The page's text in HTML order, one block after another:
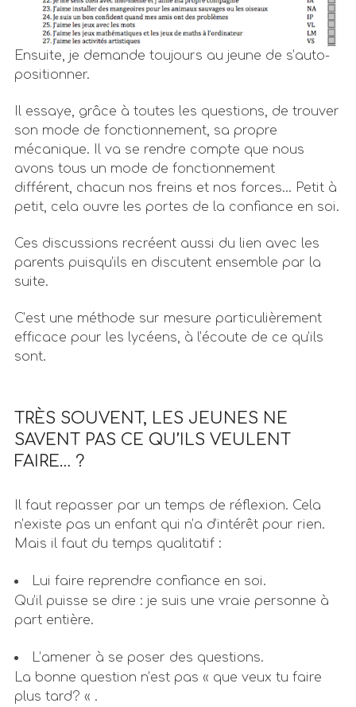
Ensuite, je demande toujours au jeune de s’auto-
positionner.
Il essaye, grâce à toutes les questions, de trouver
son mode de fonctionnement, sa propre
mécanique. Il va se rendre compte que nous
avons tous un mode de fonctionnement
différent, chacun nos freins et nos forces… Petit à
petit, cela ouvre les portes de la confiance en soi.
Ces discussions recréent aussi du lien avec les
parents puisqu’ils en discutent ensemble par la
suite.
C’est une méthode sur mesure particulièrement
efficace pour les lycéens, à l’écoute de ce qu’ils
sont.
TRÈS SOUVENT, LES JEUNES NE
SAVENT PAS CE QU’ILS VEULENT
FAIRE… ?
Il faut repasser par un temps de réflexion. Cela
n’existe pas un enfant qui n’a d’intérêt pour rien.
Mais il faut du temps qualitatif :
Lui faire reprendre confiance en soi.
Qu’il puisse se dire : je suis une vraie personne à
part entière.
L’amener à se poser des questions.
La bonne question n’est pas « que veux tu faire
plus tard? « .